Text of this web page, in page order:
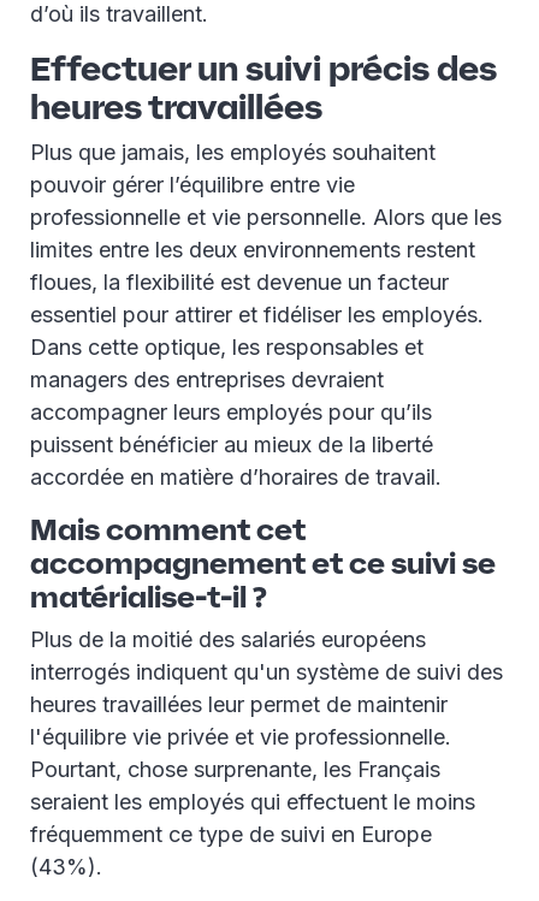
d’où ils travaillent.
Effectuer un suivi précis des
heures travaillées
Plus que jamais, les employés souhaitent
pouvoir gérer l’équilibre entre vie
professionnelle et vie personnelle. Alors que les
limites entre les deux environnements restent
floues, la flexibilité est devenue un facteur
essentiel pour attirer et fidéliser les employés.
Dans cette optique, les responsables et
managers des entreprises devraient
accompagner leurs employés pour qu’ils
puissent bénéficier au mieux de la liberté
accordée en matière d’horaires de travail.
Mais comment cet
accompagnement et ce suivi se
matérialise-t-il ?
Plus de la moitié des salariés européens
interrogés indiquent qu'un système de suivi des
heures travaillées leur permet de maintenir
l'équilibre vie privée et vie professionnelle.
Pourtant, chose surprenante, les Français
seraient les employés qui effectuent le moins
fréquemment ce type de suivi en Europe
(43%).